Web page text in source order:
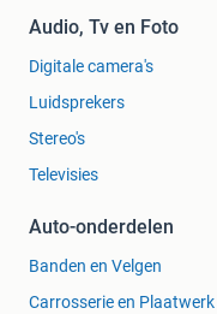
Audio, Tv en Foto
Digitale camera's
Luidsprekers
Stereo's
Televisies
Auto-onderdelen
Banden en Velgen
Carrosserie en Plaatwerk